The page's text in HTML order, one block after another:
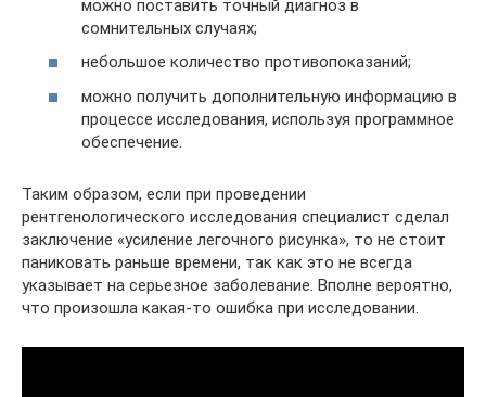
можно поставить точный диагноз в
сомнительных случаях;
небольшое количество противопоказаний;
можно получить дополнительную информацию в
процессе исследования, используя программное
обеспечение.
Таким образом, если при проведении
рентгенологического исследования специалист сделал
заключение «усиление легочного рисунка», то не стоит
паниковать раньше времени, так как это не всегда
указывает на серьезное заболевание. Вполне вероятно,
что произошла какая-то ошибка при исследовании.